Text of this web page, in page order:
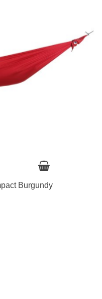
Burgundy